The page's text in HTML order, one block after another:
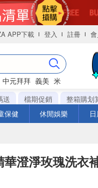
APP下載 登入 註冊
中元拜拜 義美 米
送 檔期促銷 整箱購划
保健 休閒娛樂
澄淨玫瑰洗衣